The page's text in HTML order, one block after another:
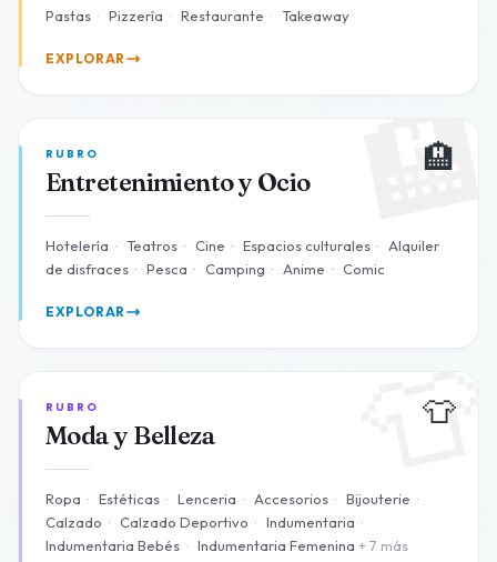
Pastas · Pizzería · Restaurante · Takeaway
EXPLORAR
🏨
RUBRO
Entretenimiento y Ocio
Hotelería · Teatros · Cine · Espacios culturales ·
Alquiler
de disfraces · Pesca · Camping · Anime · Comic
EXPLORAR
👕
RUBRO
Moda y Belleza
Ropa · Estéticas · Lenceria · Accesorios · Bijouterie ·
Calzado · Calzado Deportivo · Indumentaria ·
Indumentaria Bebés · Indumentaria Femenina + 7 más